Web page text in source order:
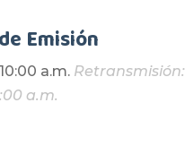
Emisión
a.m. Retransmisión:
a.m.